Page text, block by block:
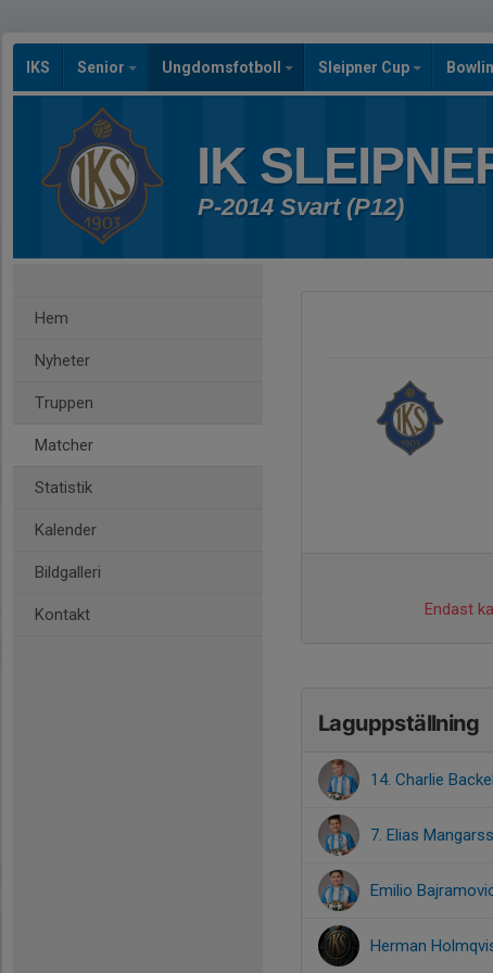
IKS Senior Ungdomsfotboll Sleipner Cup
IK
P-2014 Svart (P12)
Hem
Nyheter
Truppen
Matcher
Statistik
Kalender
Bildgalleri
Kontakt
Endast
Laguppställning
14. Charlie
7. Elias
Emilio
Herman